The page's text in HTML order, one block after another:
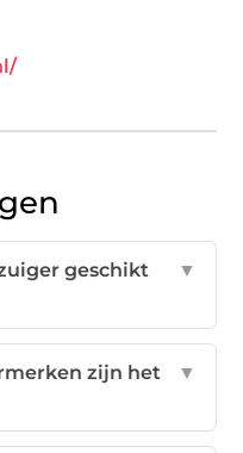
geschikt
▼
zijn het
▼